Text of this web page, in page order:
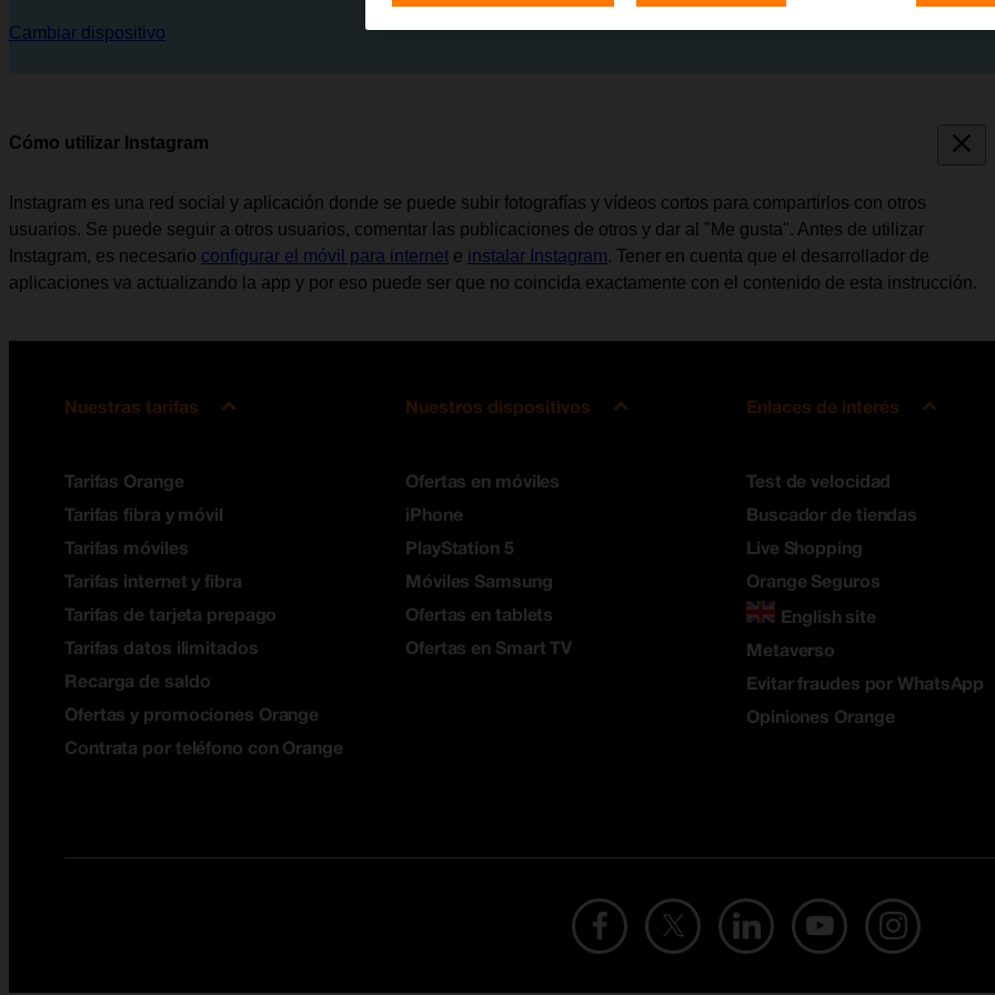
Cambiar dispositivo
Cómo utilizar Instagram
Instagram es una red social y aplicación donde se puede subir fotografías y vídeos cortos para compartirlos con otros
usuarios. Se puede seguir a otros usuarios, comentar las publicaciones de otros y dar al "Me gusta". Antes de utilizar
Instagram, es necesario configurar el móvil para internet e instalar Instagram. Tener en cuenta que el desarrollador de
aplicaciones va actualizando la app y por eso puede ser que no coincida exactamente con el contenido de esta instrucción.
Nuestras tarifas
Tarifas Orange
Tarifas fibra y móvil
Tarifas móviles
Tarifas internet y fibra
Tarifas de tarjeta prepago
Tarifas datos ilimitados
Recarga de saldo
Ofertas y promociones Orange
Contrata por teléfono con Orange
Nuestros dispositivos
Ofertas en móviles
iPhone
PlayStation 5
Móviles Samsung
Ofertas en tablets
Ofertas en Smart TV
Enlaces de interés
Test de velocidad
Buscador de tiendas
Live Shopping
Orange Seguros
English site
Metaverso
Evitar fraudes por WhatsApp
Opiniones Orange